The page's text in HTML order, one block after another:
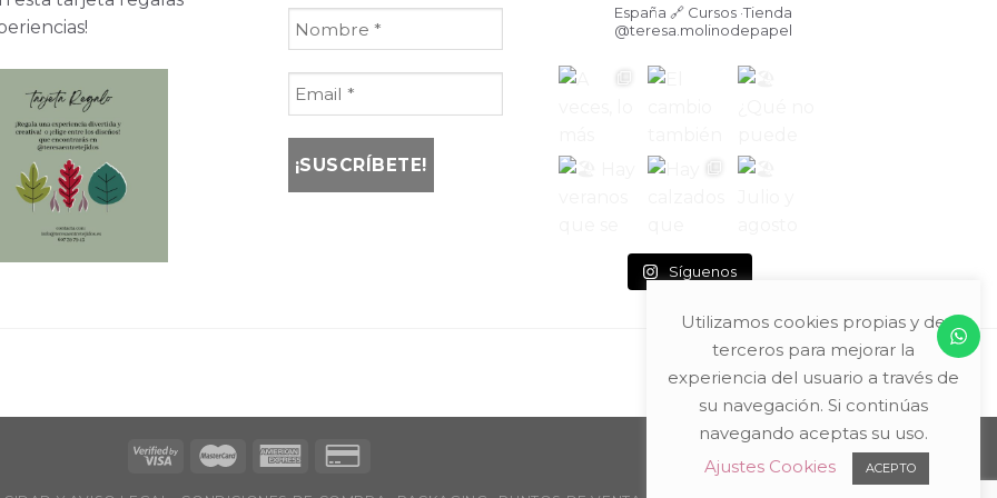
España 🔗 Cursos ·Tienda
@teresa.molinodepapel
Síguenos
Utilizamos cookies propias y de
terceros para mejorar la
experiencia del usuario a través de
su navegación. Si continúas
navegando aceptas su uso.
Ajustes Cookies
ACEPTO